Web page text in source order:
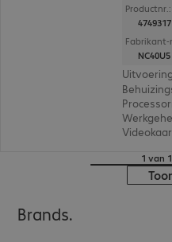
Productnr.:
4749317
Fabrikant-
NC40U5
Uitvoering
1 van
Brands.